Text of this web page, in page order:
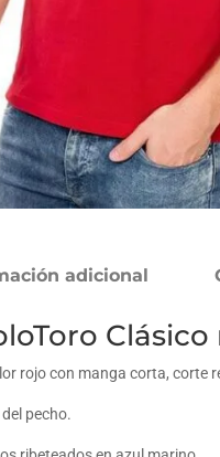
adicional
Clásico
rojo con manga corta, corte
pecho.